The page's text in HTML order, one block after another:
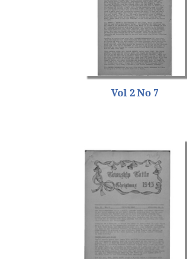
Vol 2 No 7